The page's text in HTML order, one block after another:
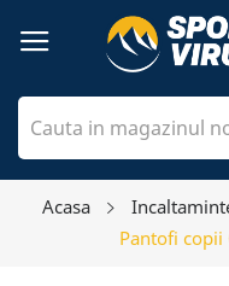
Acasa
Pantofi copii